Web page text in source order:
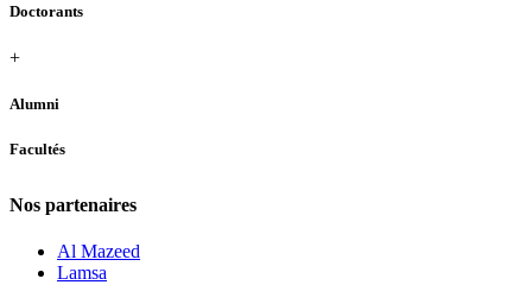
Doctorants
+
Alumni
Facultés
Nos partenaires
Al Mazeed
Lamsa